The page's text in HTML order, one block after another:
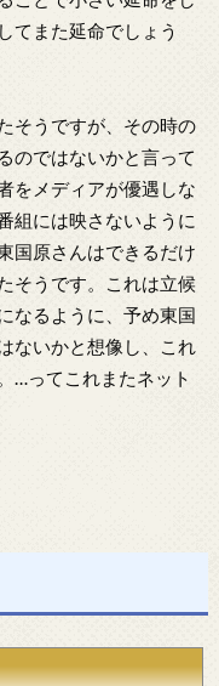
てまた延命でしょう
そうですが、その時の
のではないかと言って
をメディアが優遇しな
組には映さないように
国原さんはできるだけ
そうです。これは立候
なるように、予め東国
ないかと想像し、これ
…ってこれまたネット